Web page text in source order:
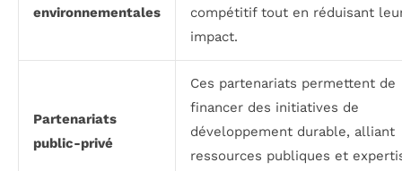
environnementales
compétitif tout en réduisant
impact.
Partenariats
public-privé
Ces partenariats permettent de
financer des initiatives de
développement durable, alliant
ressources publiques et